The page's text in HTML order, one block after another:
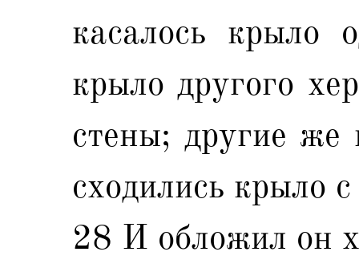
касалось крыло
крыло другого
стены; другие же
сходились крыло
28 И обложил он